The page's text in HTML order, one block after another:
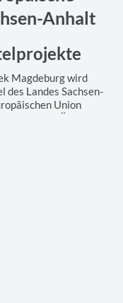
Anhalt
Magdeburg wird
des Landes Sachsen-
Union
Sie eine Übersicht